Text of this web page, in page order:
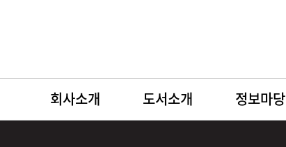
회사소개 도서소개 정보마당